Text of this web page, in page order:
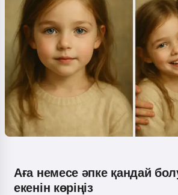
Аға немесе әпке қандай
екенін көріңіз